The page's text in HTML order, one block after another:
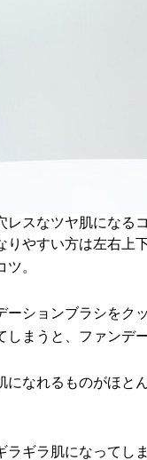
レスなツヤ肌になる
やすい方は左右
。
ションブラシを
まうと、ファンデ
なれるものがほ
ギラ肌になって